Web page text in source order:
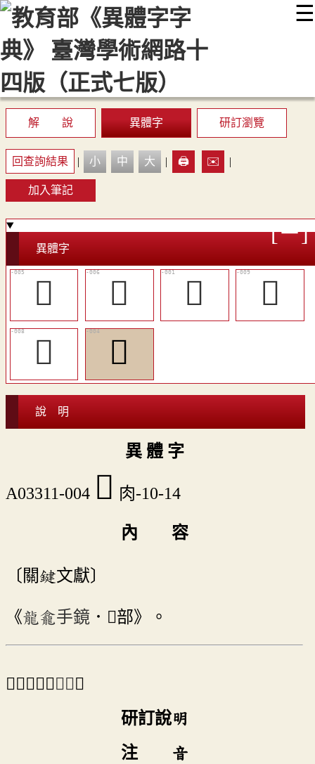
☰
::: 最新消息 常見問題 編輯說明
顯示模式
網站導覽
解 說 異體字 研訂瀏覽
回查詢結果 | 小 中 大 | 🖨️ ✉️ |
加入筆記
異體字
󰊴 󴰔 𦛂
𦝩
𦞅
󴰒
說 明
異 體 字
A03311-004 󴰒 肉-10-14
內 容
〔關鍵文獻〕
《龍龕手鏡 ．󴯇部》。
⇒「𦠾」之 異體 。
研訂說明
注 音